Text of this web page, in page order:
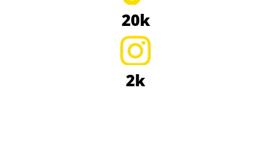
20k
2k